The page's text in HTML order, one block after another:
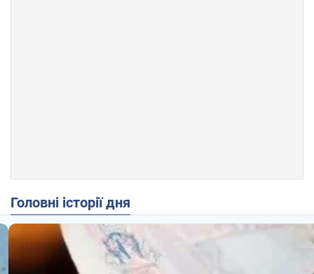
Головні історії дня